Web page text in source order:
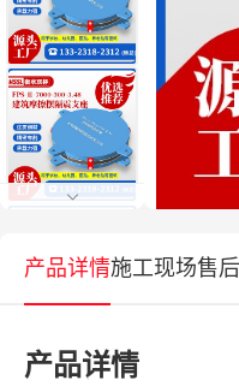
产品详情施工现场售
产品详情